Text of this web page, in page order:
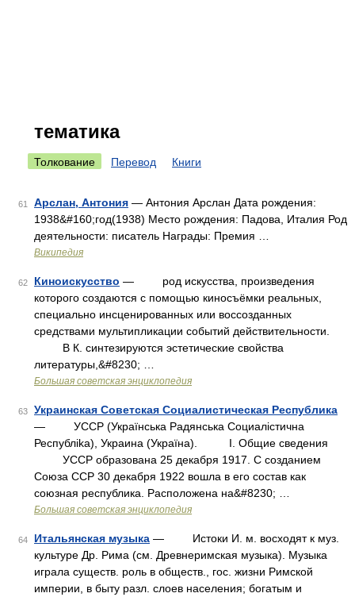
тематика
Толкование Перевод Книги
61 Арслан, Антония — Антония Арслан Дата рождения:
1938&#160;год(1938) Место рождения: Падова, Италия Род
деятельности: писатель Награды: Премия …
Википедия
62 Киноискусство — род искусства, произведения
которого создаются с помощью киносъёмки реальных,
специально инсценированных или воссозданных
средствами мультипликации событий действительности.
В К. синтезируются эстетические свойства
литературы,&#8230; …
Большая советская энциклопедия
63
Украинская Советская Социалистическая Республика
— УССР (Украïнська Радянська Социалicтична
Республika), Украина (Украïна). I. Общие сведения
УССР образована 25 декабря 1917. С созданием
Союза ССР 30 декабря 1922 вошла в его состав как
союзная республика. Расположена на&#8230; …
Большая советская энциклопедия
64 Итальянская музыка — Истоки И. м. восходят к муз.
культуре Др. Рима (см. Древнеримская музыка). Музыка
играла существ. роль в обществ., гос. жизни Римской
империи, в быту разл. слоев населения; богатым и